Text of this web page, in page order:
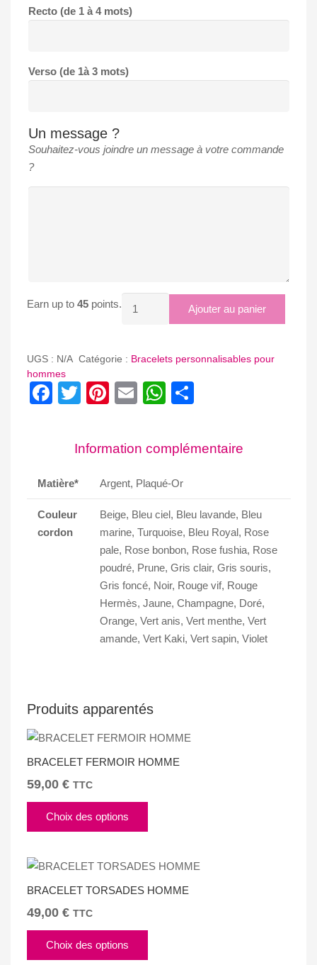
Recto (de 1 à 4 mots)
Verso (de 1à 3 mots)
Un message ?
Souhaitez-vous joindre un message à votre commande
?
Earn up to 45points.
CIBLE
HOMME
Ajouter au panier
UGS : N/A Catégorie : Bracelets personnalisables pour
hommes
Facebook
TwitterPinterest
EmailWhatsApp
Information complémentaire
Matière* Argent, Plaqué-Or
Couleur
cordon
Beige, Bleu ciel, Bleu lavande, Bleu
marine, Turquoise, Bleu Royal, Rose
pale, Rose bonbon, Rose fushia, Rose
poudré, Prune, Gris clair, Gris souris,
Gris foncé, Noir, Rouge vif, Rouge
Hermès, Jaune, Champagne, Doré,
Orange, Vert anis, Vert menthe, Vert
amande, Vert Kaki, Vert sapin, Violet
Produits apparentés
BRACELET FERMOIR HOMME
59,00 € TTC
Choix des options
variations.
Les
BRACELET TORSADES HOMME
49,00 € TTC
Choix des options